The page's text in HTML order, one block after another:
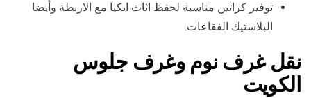
توفير كراتين مناسبة لحفظ اثاث ايكيا مع الاربطة وأيضا
البلاستيك الفقاعات.
نقل غرف نوم وغرف جلوس
الكويت